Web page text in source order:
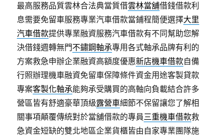
最高服務品質雲林合法典當質借雲林當舖借錢借款利
息需要免留車服務專業汽車借款當鋪程簡便選擇大里
汽車借款提供專業融資服務汽車借款有不同幫助您解
決借錢週轉無門不鏽鋼軸承專用各式軸承品牌有利的
方案救急申辦企業融資高額度優惠新店機車借款自備
行照辦理機車融資免留車保障條件資金用途客製貸款
專案客製化軸承能夠承受購買的高軸向負載結合許多
營區皆有舒適豪華頂級露營車細節不保留讓您了解相
關事項顛覆傳統對於當舖借款的專員三重機車借款救
急資金短缺的雙北地區企業貨櫃皆由自家專業團隊施